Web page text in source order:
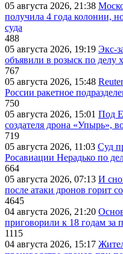
05 августа 2026, 21:38
получила 4 года колонии,
суда
488
05 августа 2026, 19:19 Экс-
объявили в розыск по делу
767
05 августа 2026, 15:48
России ракетное
750
05 августа 2026, 15:01 Под
создателя дрона «Упырь»,
719
05 августа 2026, 11:03 Суд
Росавиации Нерадько по
664
05 августа 2026, 07:13 И
после атаки дронов горит
4645
04 августа 2026, 21:20
приговорили к 18 годам за
1115
04 августа 2026, 15:17